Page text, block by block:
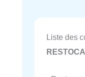
Liste des